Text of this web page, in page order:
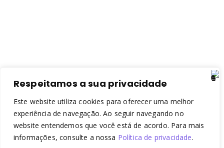
Respeitamos a sua privacidade
Este website utiliza cookies para oferecer uma melhor
experiência de navegação. Ao seguir navegando no
website entendemos que você está de acordo. Para mais
informações, consulte a nossa Política de privacidade.